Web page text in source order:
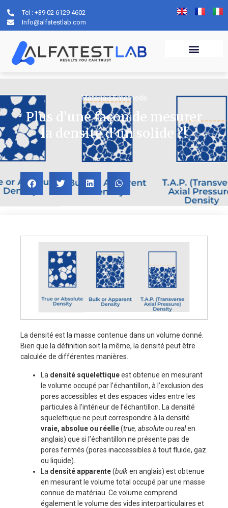
Tel : +39 02 6129 4602
Info@alfatestlab.com
Materials&methods
Plus d’une façon de mesurer
la densité d’un solide ?!
La densité est la masse contenue dans un volume donné.
Bien que la définition soit la même, la densité peut être
calculée de différentes manières.
La densité squelettiqueest obtenue en mesurant
le volume occupé par l’échantillon, à l’exclusion des
pores accessibles et des espaces vides entre les
particules à l’intérieur de l’échantillon. La densité
squelettique ne peut correspondre à la densité
vraie, absolue ou réelle(true, absolute ou realen
anglais) que si l’échantillon ne présente pas de
pores fermés (pores inaccessibles à tout fluide, gaz
ou liquide).
La densité apparente(bulken anglais) est obtenue
en mesurant le volume total occupé par une masse
connue de matériau. Ce volume comprend
également le volume des vides interparticulaires et